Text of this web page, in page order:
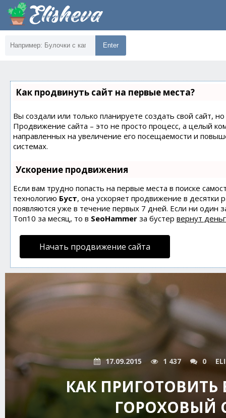
Enter
Как продвинуть сайт на первые места?
Вы создали или только планируете создать свой сайт,
Продвижение сайта – это не просто процесс, а целый
направленных на увеличение его посещаемости и
системах.
Ускорение продвижения
Если вам трудно попасть на первые места в поиске
технологию Буст, она ускоряет продвижение в десятки
появляются уже в течение первых 7 дней. Если ни один
Топ10 за месяц, то в SeoHammer за бустер вернут
Начать продвижение сайта
17.09.2015 1 437 0
КАК
ГОРОХОВЫЙ